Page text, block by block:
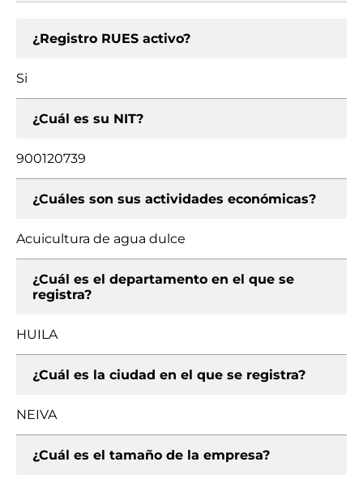
¿Registro RUES activo?
Si
¿Cuál es su NIT?
900120739
¿Cuáles son sus actividades económicas?
Acuicultura de agua dulce
¿Cuál es el departamento en el que se
registra?
HUILA
¿Cuál es la ciudad en el que se registra?
NEIVA
¿Cuál es el tamaño de la empresa?